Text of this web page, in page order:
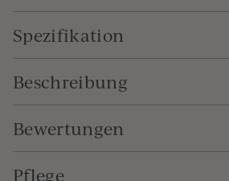
Spezifikation
Beschreibung
Bewertungen
Pflege